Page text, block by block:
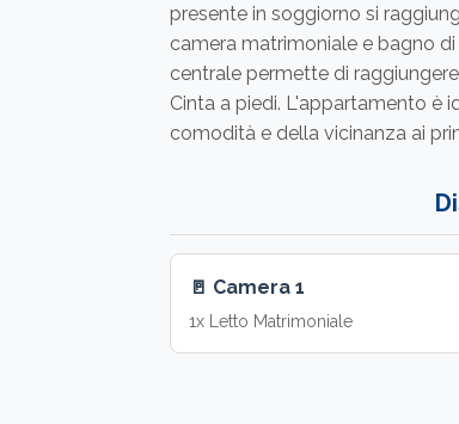
presente in soggiorno si
camera matrimoniale e bagno
centrale permette di
Cinta a piedi. L'appartamento è
comodità e della vicinanza ai
🚪 Camera 1
1x Letto Matrimoniale